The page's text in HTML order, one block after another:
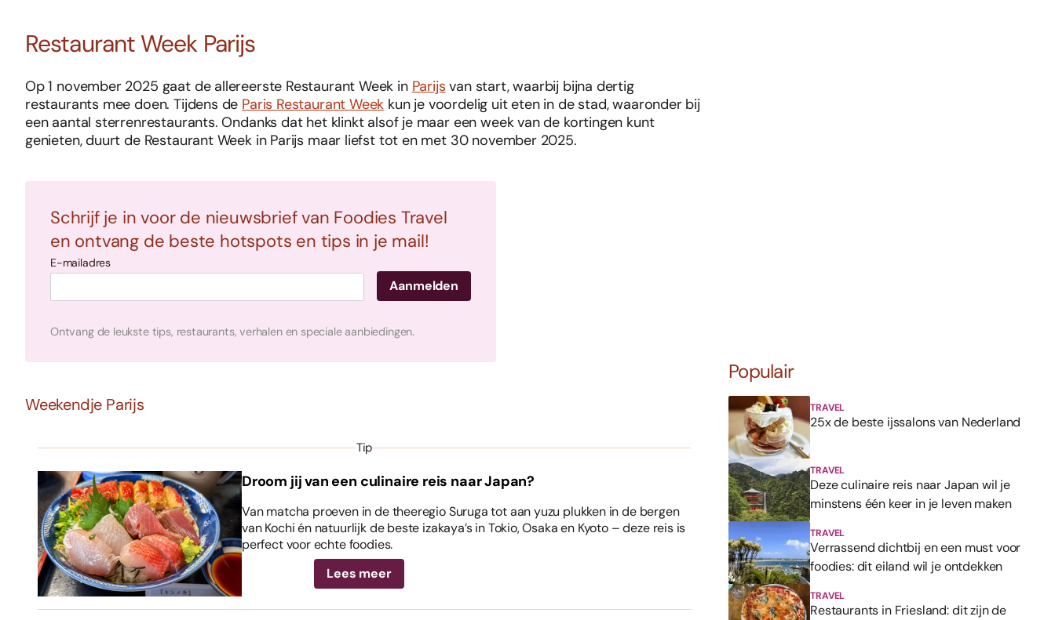
Restaurant Week Parijs
Op 1 november 2025 gaat de allereerste Restaurant Week in Parijs van start, waarbij bijna dertig
restaurants mee doen. Tijdens de Paris Restaurant Week kun je voordelig uit eten in de stad, waaronder bij
een aantal sterrenrestaurants. Ondanks dat het klinkt alsof je maar een week van de kortingen kunt
genieten, duurt de Restaurant Week in Parijs maar liefst tot en met 30 november 2025.
Schrijf je in voor de nieuwsbrief van Foodies Travel
en ontvang de beste hotspots en tips in je mail!
E-mailadres
Ontvang de leukste tips, restaurants, verhalen en speciale aanbiedingen.
Weekendje Parijs
Tip
Droom jij van een culinaire reis naar Japan?
Van matcha proeven in de theeregio Suruga tot aan yuzu plukken in de bergen
van Kochi én natuurlijk de beste izakaya’s in Tokio, Osaka en Kyoto – deze reis is
perfect voor echte foodies.
Lees meer
Populair
TRAVEL
25x de beste ijssalons van Nederland
TRAVEL
Deze culinaire reis naar Japan wil je
minstens één keer in je leven maken
TRAVEL
Verrassend dichtbij en een must voor
foodies: dit eiland wil je ontdekken
TRAVEL
Restaurants in Friesland: dit zijn de